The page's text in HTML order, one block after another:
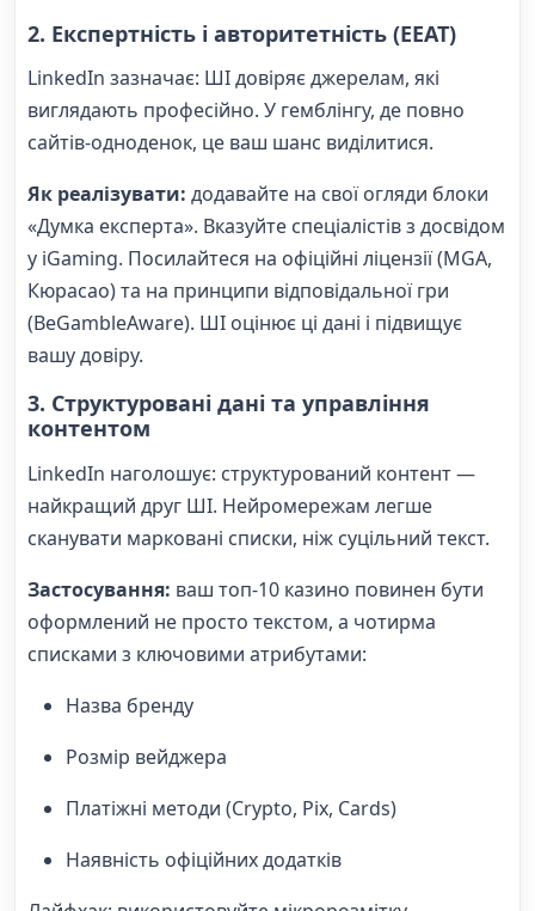
2. Експертність і авторитетність (EEAT)
LinkedIn зазначає: ШІ довіряє джерелам, які
виглядають професійно. У гемблінгу, де повно
сайтів-одноденок, це ваш шанс виділитися.
Як реалізувати: додавайте на свої огляди блоки
«Думка експерта». Вказуйте спеціалістів з досвідом
у iGaming. Посилайтеся на офіційні ліцензії (MGA,
Кюрасао) та на принципи відповідальної гри
(BeGambleAware). ШІ оцінює ці дані і підвищує
вашу довіру.
3. Структуровані дані та управління
контентом
LinkedIn наголошує: структурований контент —
найкращий друг ШІ. Нейромережам легше
сканувати марковані списки, ніж суцільний текст.
Застосування: ваш топ-10 казино повинен бути
оформлений не просто текстом, а чотирма
списками з ключовими атрибутами:
Назва бренду
Розмір вейджера
Платіжні методи (Crypto, Pix, Cards)
Наявність офіційних додатків